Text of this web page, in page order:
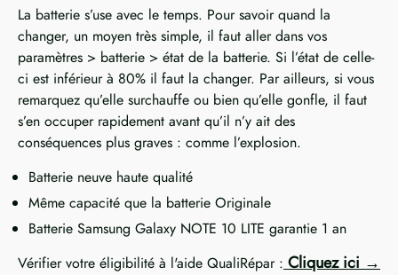
La batterie s’use avec le temps. Pour savoir quand la
changer, un moyen très simple, il faut aller dans vos
paramètres > batterie > état de la batterie. Si l’état de celle-
ci est inférieur à 80% il faut la changer. Par ailleurs, si vous
remarquez qu’elle surchauffe ou bien qu’elle gonfle, il faut
s’en occuper rapidement avant qu’il n’y ait des
conséquences plus graves : comme l’explosion.
Batterie neuve haute qualité
Même capacité que la batterie Originale
Batterie Samsung Galaxy NOTE 10 LITE garantie 1 an
Vérifier votre éligibilité à l'aide QualiRépar : Cliquez ici